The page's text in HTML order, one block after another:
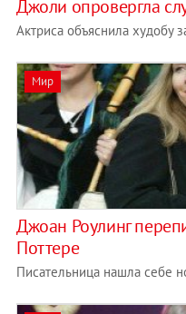
Джоли опровергла
Актриса объяснила худобу
Мир
Джоан Роулинг
Поттере
Писательница нашла себе